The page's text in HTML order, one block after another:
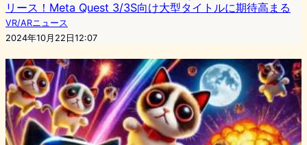
リース！Meta Quest 3/3S向け大型タイトルに期待高まる
VR/ARニュース
2024年10月22日12:07